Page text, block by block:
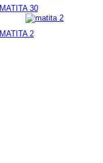
MATITA 30
MATITA 2